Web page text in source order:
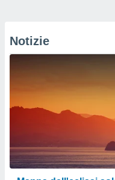
Notizie